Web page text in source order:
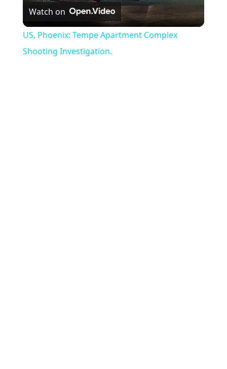
Watch on
US, Phoenix: Tempe Apartment Complex
Shooting Investigation.